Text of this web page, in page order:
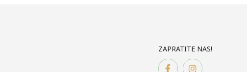
ZAPRATITE NAS!